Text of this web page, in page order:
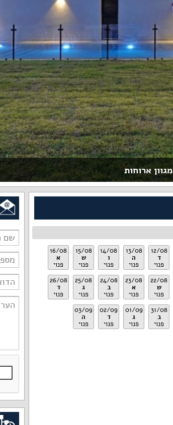
מגוון ארוחות
12/08
ד
פנוי
13/08
ה
פנוי
14/08
ו
פנוי
15/08
ש
פנוי
16/08
א
פנוי
22/08
ש
פנוי
23/08
א
פנוי
24/08
ב
פנוי
25/08
ג
פנוי
26/08
ד
פנוי
31/08
ב
פנוי
01/09
ג
פנוי
02/09
ד
פנוי
03/09
ה
פנוי